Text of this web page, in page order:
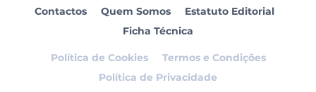
Contactos Quem Somos
Estatuto Editorial
Ficha Técnica
Política de Cookies
Termos e Condições
Política de Privacidade